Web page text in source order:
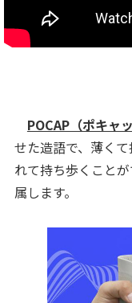
POCAP（ポキャッ
せた造語で、薄く
れて持ち歩くこと
属します。